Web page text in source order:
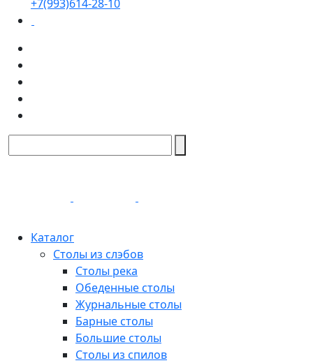
+7(993)614-28-10
Каталог
Столы из слэбов
Столы река
Обеденные столы
Журнальные столы
Барные столы
Большие столы
Столы из спилов